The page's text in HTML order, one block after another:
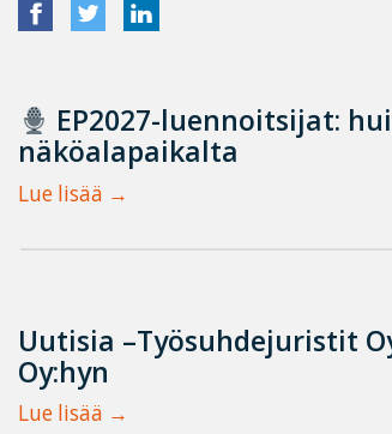
EP2027-luennoitsijat:
näköalapaikalta
Lue lisää
Uutisia –Työsuhdejuristit
Oy:hyn
Lue lisää